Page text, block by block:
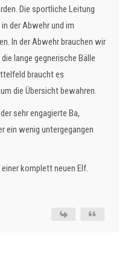
Die sportliche Leitung
der Abwehr und im
In der Abwehr brauchen wir
lange gegnerische Bälle
braucht es
die Übersicht bewahren.
sehr engagierte Ba,
ein wenig untergegangen
komplett neuen Elf.